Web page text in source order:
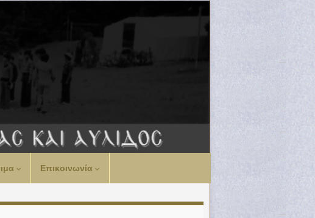
Επικοινωνία